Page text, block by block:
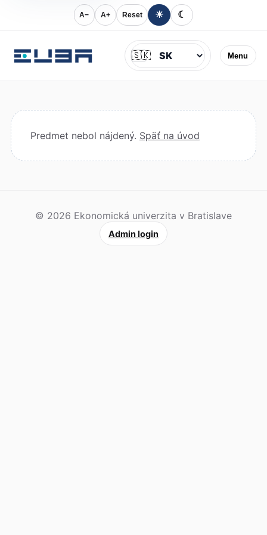
A− A+ Reset ☀ ☾
Menu
Jazyk
🇸🇰
Predmet nebol nájdený. Späť na úvod
© 2026 Ekonomická univerzita v Bratislave
Admin login